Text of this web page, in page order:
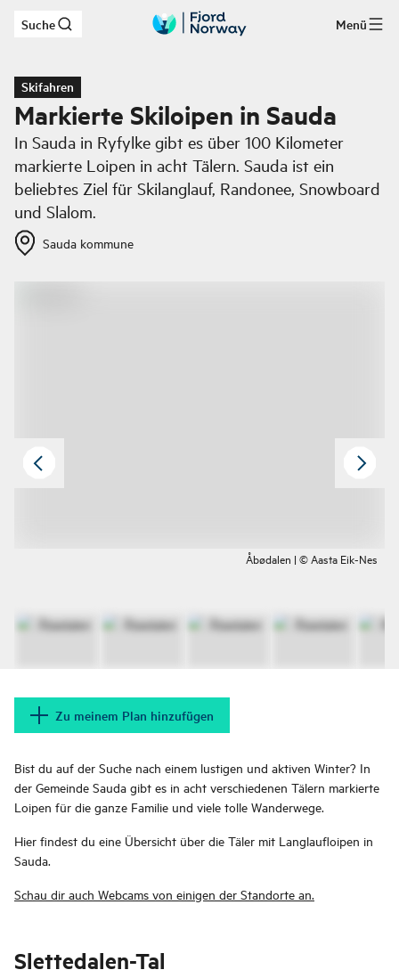
Zum Hauptinhalt
Suche Menü
Skifahren
Markierte Skiloipen in Sauda
In Sauda in Ryfylke gibt es über 100 Kilometer
markierte Loipen in acht Tälern. Sauda ist ein
beliebtes Ziel für Skilanglauf, Randonee, Snowboard
und Slalom.
Sauda kommune
Åbødalen | © Aasta Eik-Nes
Zu meinem Plan hinzufügen
Bist du auf der Suche nach einem lustigen und aktiven Winter? In
der Gemeinde Sauda gibt es in acht verschiedenen Tälern markierte
Loipen für die ganze Familie und viele tolle Wanderwege.
Hier findest du eine Übersicht über die Täler mit Langlaufloipen in
Sauda.
Schau dir auch Webcams von einigen der Standorte an.
Slettedalen-Tal